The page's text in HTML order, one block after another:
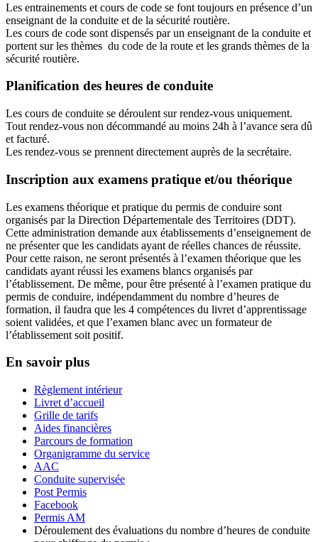
Les entrainements et cours de code se font toujours en présence d’un
enseignant de la conduite et de la sécurité routière.
Les cours de code sont dispensés par un enseignant de la conduite et
portent sur les thèmes du code de la route et les grands thèmes de la
sécurité routière.
Planification des heures de conduite
Les cours de conduite se déroulent sur rendez-vous uniquement.
Tout rendez-vous non décommandé au moins 24h à l’avance sera dû
et facturé.
Les rendez-vous se prennent directement auprès de la secrétaire.
Inscription aux examens pratique et/ou théorique
Les examens théorique et pratique du permis de conduire sont
organisés par la Direction Départementale des Territoires (DDT).
Cette administration demande aux établissements d’enseignement de
ne présenter que les candidats ayant de réelles chances de réussite.
Pour cette raison, ne seront présentés à l’examen théorique que les
candidats ayant réussi les examens blancs organisés par
l’établissement. De même, pour être présenté à l’examen pratique du
permis de conduire, indépendamment du nombre d’heures de
formation, il faudra que les 4 compétences du livret d’apprentissage
soient validées, et que l’examen blanc avec un formateur de
l’établissement soit positif.
En savoir plus
Règlement intérieur
Livret d’accueil
Grille de tarifs
Aides financières
Parcours de formation
Organigramme du service
AAC
Conduite supervisée
Post Permis
Facebook
Permis AM
Déroulement des évaluations du nombre d’heures de conduite